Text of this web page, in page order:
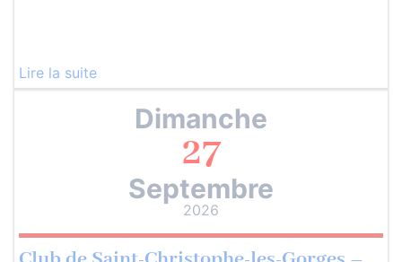
Lire la suite
Dimanche
27
Septembre
2026